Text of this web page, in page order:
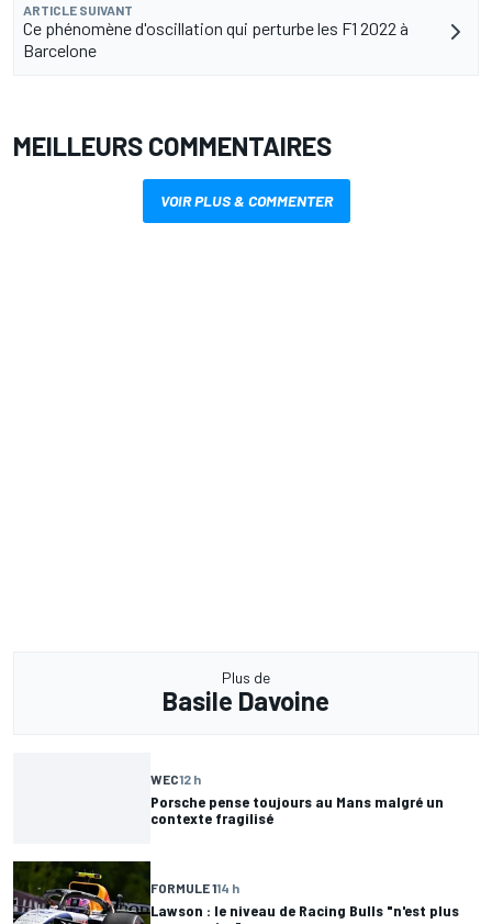
ARTICLE SUIVANT
Ce phénomène d'oscillation qui perturbe les F1 2022 à
Barcelone
MEILLEURS COMMENTAIRES
VOIR PLUS & COMMENTER
Plus de
Basile Davoine
WEC12 h
Porsche pense toujours au Mans malgré un
contexte fragilisé
FORMULE 114 h
Lawson : le niveau de Racing Bulls "n'est plus